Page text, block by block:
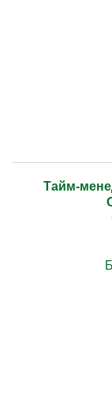
Тайм-